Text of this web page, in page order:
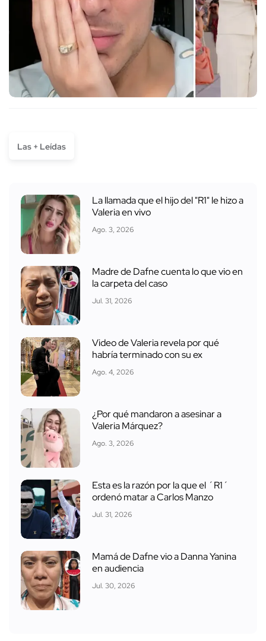
Las + Leídas
La llamada que el hijo del "R1" le hizo a
Valeria en vivo
Ago. 3, 2026
Madre de Dafne cuenta lo que vio en
la carpeta del caso
Jul. 31, 2026
Video de Valeria revela por qué
habría terminado con su ex
Ago. 4, 2026
¿Por qué mandaron a asesinar a
Valeria Márquez?
Ago. 3, 2026
Esta es la razón por la que el ´R1´
ordenó matar a Carlos Manzo
Jul. 31, 2026
Mamá de Dafne vio a Danna Yanina
en audiencia
Jul. 30, 2026